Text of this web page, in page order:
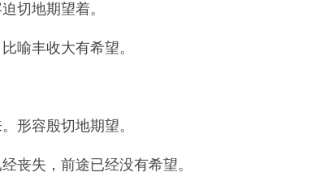
切地期望着。
喻丰收大有希望。
形容殷切地期望。
失，前途已经没有希望。